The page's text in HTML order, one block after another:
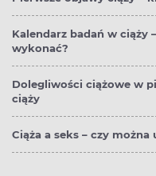
Kalendarz badań w ciąży
wykonać?
Dolegliwości ciążowe w
ciąży
Ciąża a seks – czy